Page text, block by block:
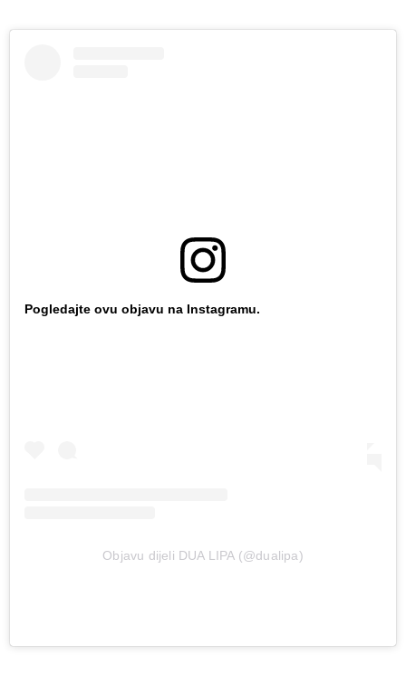
Pogledajte ovu objavu na Instagramu.
Objavu dijeli DUA LIPA (@dualipa)